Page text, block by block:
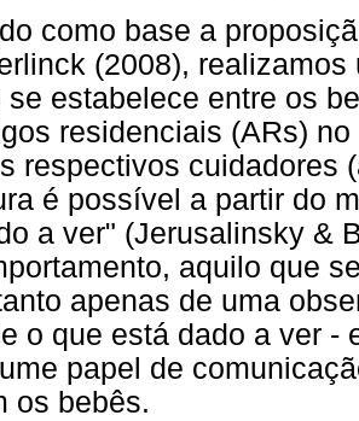
como base a
(2008),
se estabelece entre os
residenciais (ARs)
respectivos cuidadores
é possível a partir do
a ver" (Jerusalinsky &
aquilo que
apenas de uma
o que está dado a ver -
papel de
os bebês.